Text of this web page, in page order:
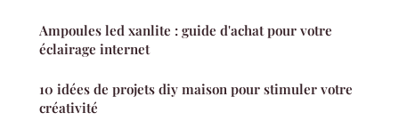
Ampoules led xanlite : guide d'achat pour votre
éclairage internet
10 idées de projets diy maison pour stimuler votre
créativité